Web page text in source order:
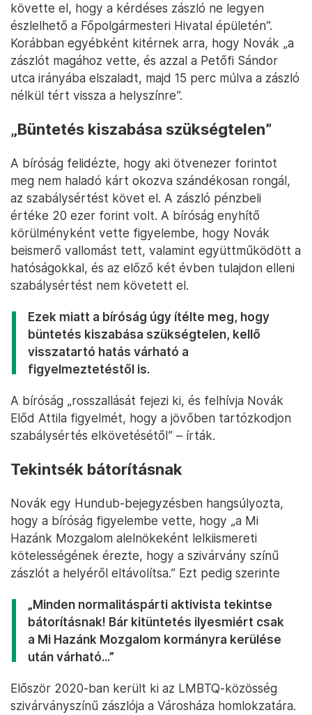
követte el, hogy a kérdéses zászló ne legyen
észlelhető a Főpolgármesteri Hivatal épületén”.
Korábban egyébként kitérnek arra, hogy Novák „a
zászlót magához vette, és azzal a Petőfi Sándor
utca irányába elszaladt, majd 15 perc múlva a zászló
nélkül tért vissza a helyszínre”.
„Büntetés kiszabása szükségtelen”
A bíróság felidézte, hogy aki ötvenezer forintot
meg nem haladó kárt okozva szándékosan rongál,
az szabálysértést követ el. A zászló pénzbeli
értéke 20 ezer forint volt. A bíróság enyhítő
körülményként vette figyelembe, hogy Novák
beismerő vallomást tett, valamint együttműködött a
hatóságokkal, és az előző két évben tulajdon elleni
szabálysértést nem követett el.
Ezek miatt a bíróság úgy ítélte meg, hogy
büntetés kiszabása szükségtelen, kellő
visszatartó hatás várható a
figyelmeztetéstől is.
A bíróság „rosszallását fejezi ki, és felhívja Novák
Előd Attila figyelmét, hogy a jövőben tartózkodjon
szabálysértés elkövetésétől” – írták.
Tekintsék bátorításnak
Novák egy Hundub-bejegyzésben hangsúlyozta,
hogy a bíróság figyelembe vette, hogy „a Mi
Hazánk Mozgalom alelnökeként lelkiismereti
kötelességének érezte, hogy a szivárvány színű
zászlót a helyéről eltávolítsa.” Ezt pedig szerinte
„Minden normalitáspárti aktivista tekintse
bátorításnak! Bár kitüntetés ilyesmiért csak
a Mi Hazánk Mozgalom kormányra kerülése
után várható...”
Először 2020-ban került ki az LMBTQ-közösség
szivárványszínű zászlója a Városháza homlokzatára.